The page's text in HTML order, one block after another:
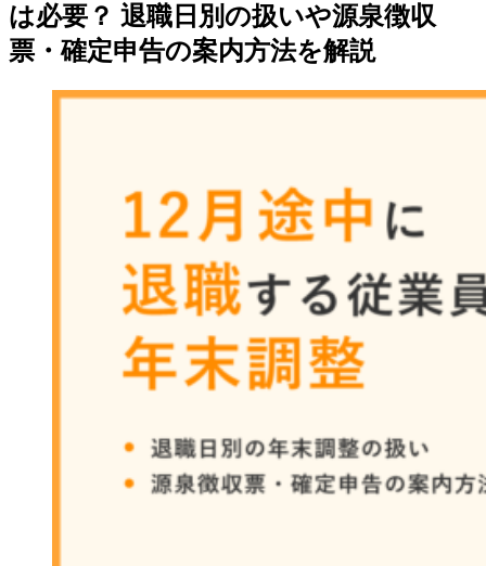
は必要？ 退職日別の扱いや源泉徴収
票・確定申告の案内方法を解説